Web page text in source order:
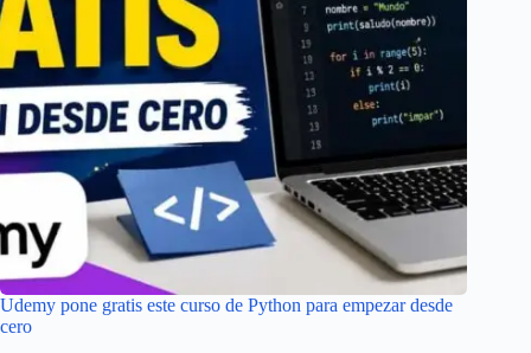
Udemy pone gratis este curso de Python para empezar desde
cero